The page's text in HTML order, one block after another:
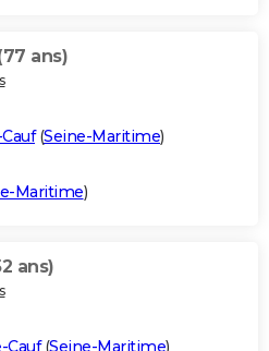
ans)
(Seine-Maritime)
Maritime)
ans)
Cauf(Seine-Maritime)